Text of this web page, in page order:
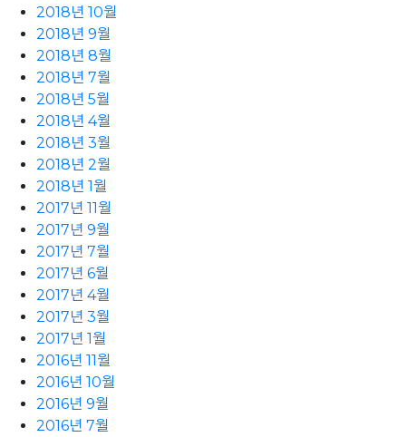
2018년 10월
2018년 9월
2018년 8월
2018년 7월
2018년 5월
2018년 4월
2018년 3월
2018년 2월
2018년 1월
2017년 11월
2017년 9월
2017년 7월
2017년 6월
2017년 4월
2017년 3월
2017년 1월
2016년 11월
2016년 10월
2016년 9월
2016년 7월